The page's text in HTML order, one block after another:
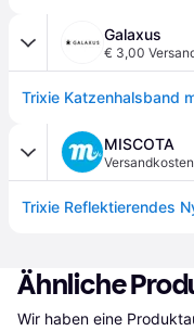
Galaxus
€ 3,00
MISCOTA
Ähnliche
Wir haben eine